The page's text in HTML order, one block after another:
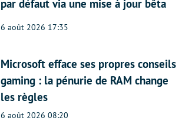
par défaut via une mise à jour bêta
6 août 2026 17:35
Microsoft efface ses propres conseils
gaming : la pénurie de RAM change
les règles
6 août 2026 08:20